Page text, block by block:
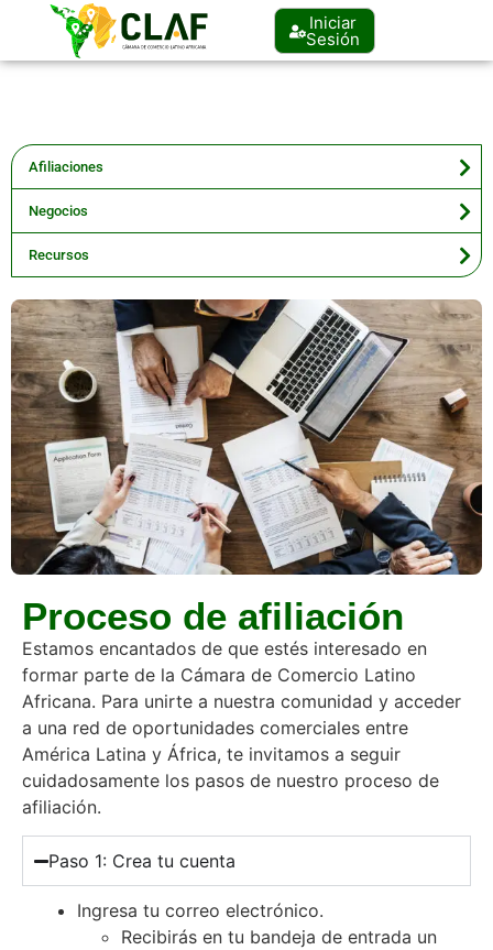
Iniciar
Sesión
Afiliaciones
Negocios
Recursos
Proceso de afiliación
Estamos encantados de que estés interesado en
formar parte de la Cámara de Comercio Latino
Africana. Para unirte a nuestra comunidad y acceder
a una red de oportunidades comerciales entre
América Latina y África, te invitamos a seguir
cuidadosamente los pasos de nuestro proceso de
afiliación.
Paso 1: Crea tu cuenta
Ingresa tu correo electrónico.
Recibirás en tu bandeja de entrada un